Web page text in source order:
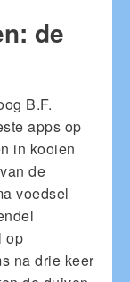
de
B.F.
apps op
in kooien
de
voedsel
op
na drie keer